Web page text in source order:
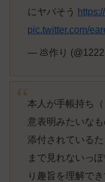
にヤバそう
pic.twitter.com/
— 💩作り
本人が手帳持ち
意表明みたいな
添付されている
まで見れないっ
り趣旨を理解で